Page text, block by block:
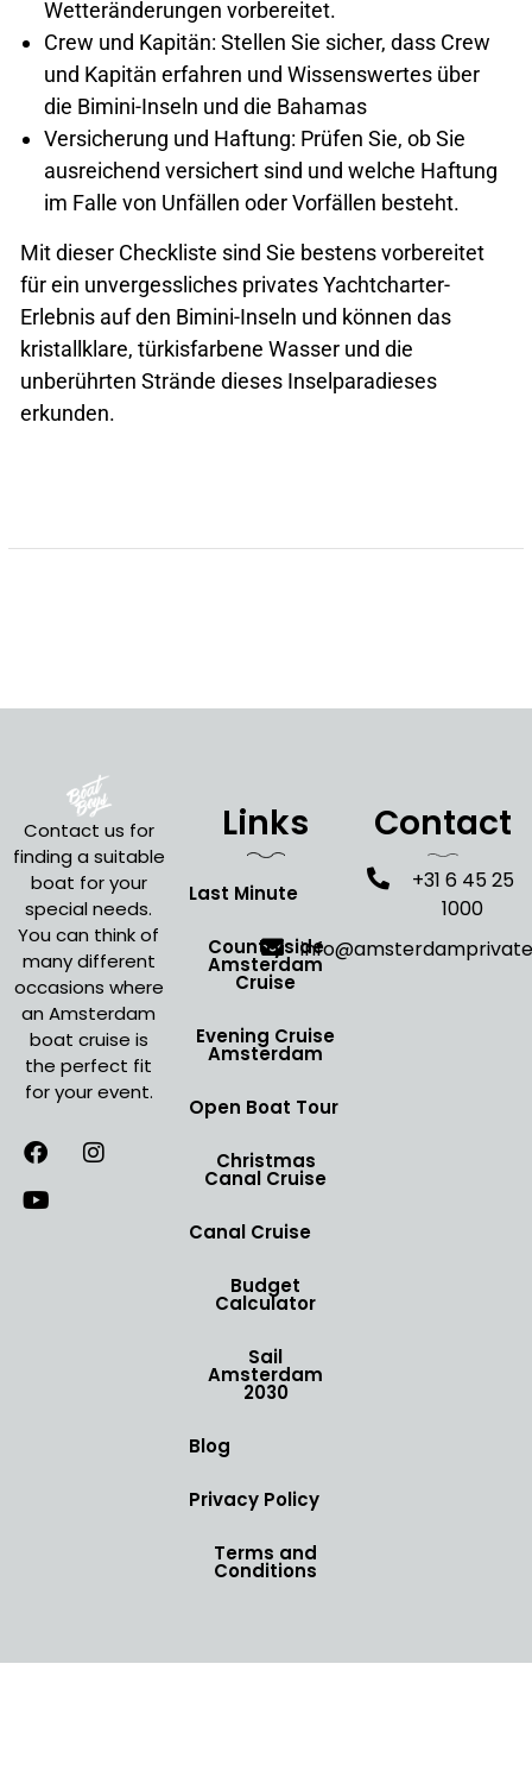
Wetteränderungen vorbereitet.
Crew und Kapitän: Stellen Sie sicher, dass Crew
und Kapitän erfahren und Wissenswertes über
die Bimini-Inseln und die Bahamas
Versicherung und Haftung: Prüfen Sie, ob Sie
ausreichend versichert sind und welche Haftung
im Falle von Unfällen oder Vorfällen besteht.
Mit dieser Checkliste sind Sie bestens vorbereitet
für ein unvergessliches privates Yachtcharter-
Erlebnis auf den Bimini-Inseln und können das
kristallklare, türkisfarbene Wasser und die
unberührten Strände dieses Inselparadieses
erkunden.
Contact us for
finding a suitable
boat for your
special needs.
You can think of
many different
occasions where
an Amsterdam
boat cruise is
the perfect fit
for your event.
Links
Last Minute
Countryside
Amsterdam
Cruise
Evening Cruise
Amsterdam
Open Boat Tour
Christmas
Canal Cruise
Canal Cruise
Budget
Calculator
Sail
Amsterdam
2030
Blog
Privacy Policy
Terms and
Conditions
Contact
+31 6 45 25
1000